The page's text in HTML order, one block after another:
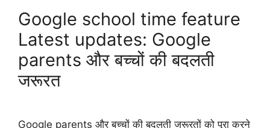
Google school time feature
Latest updates: Google
parents और बच्चों की बदलती
जरूरत
Google parents और बच्चों की बदलती जरूरतों को पूरा करने